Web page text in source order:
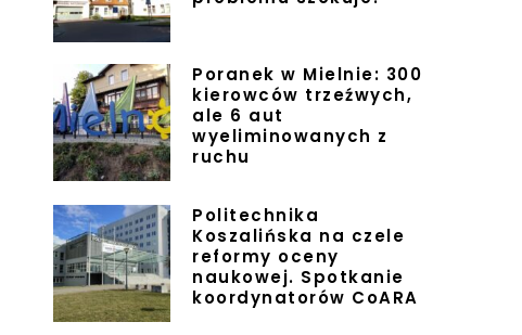
Poranek w Mielnie: 300
kierowców trzeźwych,
ale 6 aut
wyeliminowanych z
ruchu
Politechnika
Koszalińska na czele
reformy oceny
naukowej. Spotkanie
koordynatorów CoARA